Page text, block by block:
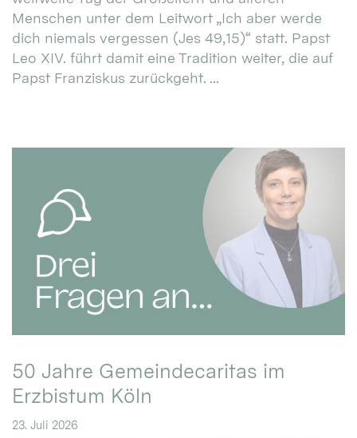
Menschen unter dem Leitwort „Ich aber werde
dich niemals vergessen (Jes 49,15)“ statt. Papst
Leo XIV. führt damit eine Tradition weiter, die auf
Papst Franziskus zurückgeht. ...
50 Jahre Gemeindecaritas im
Erzbistum Köln
23. Juli 2026